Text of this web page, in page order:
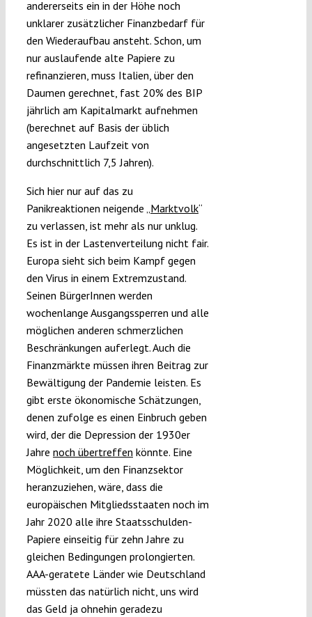
andererseits ein in der Höhe noch
unklarer zusätzlicher Finanzbedarf für
den Wiederaufbau ansteht. Schon, um
nur auslaufende alte Papiere zu
refinanzieren, muss Italien, über den
Daumen gerechnet, fast 20% des BIP
jährlich am Kapitalmarkt aufnehmen
(berechnet auf Basis der üblich
angesetzten Laufzeit von
durchschnittlich 7,5 Jahren).
Sich hier nur auf das zu
Panikreaktionen neigende „ Marktvolk“
zu verlassen, ist mehr als nur unklug.
Es ist in der Lastenverteilung nicht fair.
Europa sieht sich beim Kampf gegen
den Virus in einem Extremzustand.
Seinen BürgerInnen werden
wochenlange Ausgangssperren und alle
möglichen anderen schmerzlichen
Beschränkungen auferlegt. Auch die
Finanzmärkte müssen ihren Beitrag zur
Bewältigung der Pandemie leisten. Es
gibt erste ökonomische Schätzungen,
denen zufolge es einen Einbruch geben
wird, der die Depression der 1930er
Jahre noch übertreffen könnte. Eine
Möglichkeit, um den Finanzsektor
heranzuziehen, wäre, dass die
europäischen Mitgliedsstaaten noch im
Jahr 2020 alle ihre Staatsschulden-
Papiere einseitig für zehn Jahre zu
gleichen Bedingungen prolongierten.
AAA-geratete Länder wie Deutschland
müssten das natürlich nicht, uns wird
das Geld ja ohnehin geradezu